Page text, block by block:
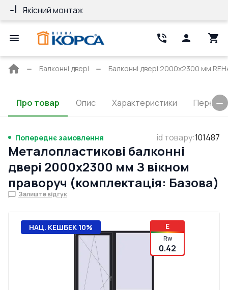
Якісний монтаж
Головна
Балконні двері Балконні двері 2000x2300 мм
Про товар Опис Характеристики
Попереднє замовлення id товару:101487
Металопластикові балконні
двері 2000x2300 мм З вікном
праворуч (комплектація: Базова)
Залиште відгук
НАЦ. КЕШБЕК 10% E
Rw
0.42